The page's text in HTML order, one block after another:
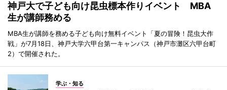
神戸大で子ども向け昆虫標本作りイベント MBA
生が講師務める
MBA生が講師を務める子ども向け無料イベント「夏の冒険！昆虫大作
戦」が7月18日、神戸大学六甲台第一キャンパス（神戸市灘区六甲台町
2）で開催された。
学ぶ・知る